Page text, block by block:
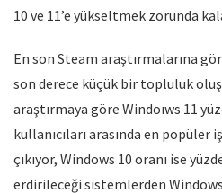
10 ve 11’e yükseltmek zorunda
En son Steam araştırmalarına
son derece küçük bir topluluk
araştırmaya göre Windoıws 11
kullanıcıları arasında en
çıkıyor, Windows 10 oranı ise
erdirileceği sistemlerden Windows